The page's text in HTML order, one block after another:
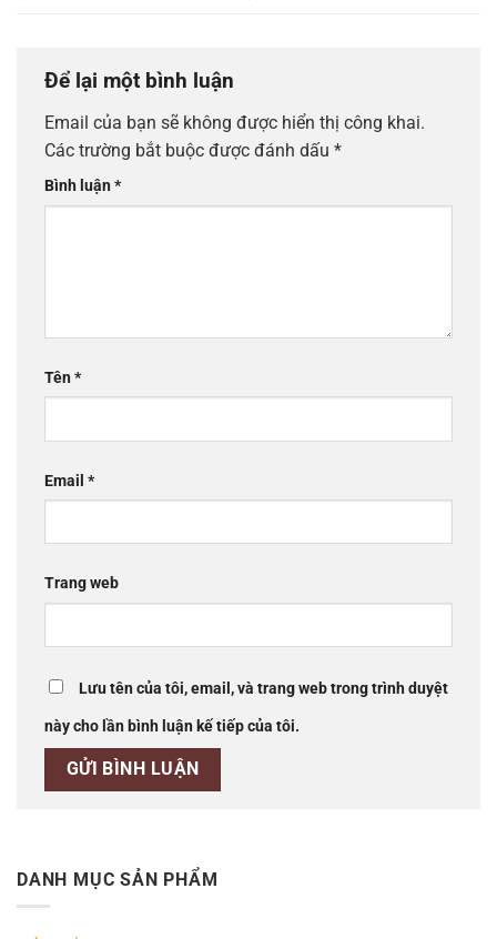
Để lại một bình luận
Email của bạn sẽ không được hiển thị công khai.
Các trường bắt buộc được đánh dấu *
Bình luận*
Tên*
Email *
Trang web
Lưu tên của tôi, email, và trang web trong trình duyệt
này cho lần bình luận kế tiếp của tôi.
DANH MỤC SẢN PHẨM